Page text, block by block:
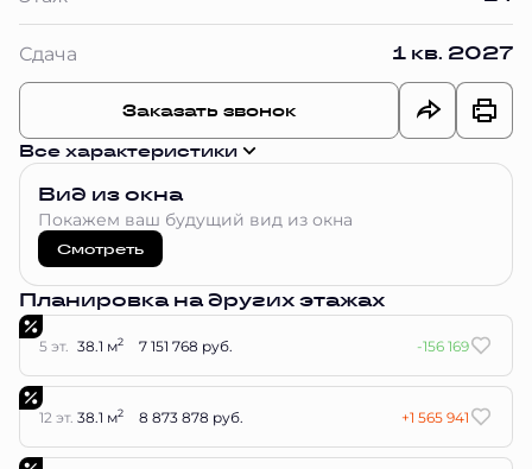
Сдача 1 кв. 2027
Заказать звонок
Все характеристики
Вид из окна
Покажем ваш будущий вид из окна
Смотреть
Планировка на других этажах
5 эт. 38.1 м2 7 151 768 руб. -156 169
12 эт. 38.1 м2 8 873 878 руб. +1 565 941